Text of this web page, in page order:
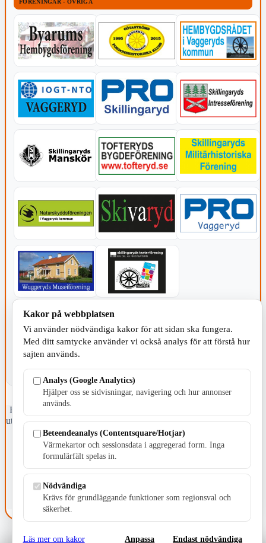
FÖRENINGAR - ÖVRIGA
KOMMUNEN
Fristående webbtidningsföretag grundat 1991 som sedan 2002 ger
ut tidningen Skillingaryd.nu och 2010 lanserades Värnamo.nu. Från
april 2026 omfattar Skillingaryd.nu tre kommuner: Gnosjö,
Värnamo och Vaggeryds kommun.
Kontakta oss
E-post: redaktionen@skillingaryd.nu
Postadress: Gisslaköp 1, 568 92 Skillingaryd
Kakinställningar
Kakor på webbplatsen
Vi använder nödvändiga kakor för att sidan ska fungera.
Med ditt samtycke använder vi också analys för att förstå hur
sajten används.
Analys (Google Analytics)
Hjälper oss se sidvisningar, navigering och hur annonser
används.
Beteendeanalys (Contentsquare/Hotjar)
Värmekartor och sessionsdata i aggregerad form. Inga
formulärfält spelas in.
Nödvändiga
Krävs för grundläggande funktioner som regionsval och
säkerhet.
Läs mer om kakor Anpassa Endast nödvändiga